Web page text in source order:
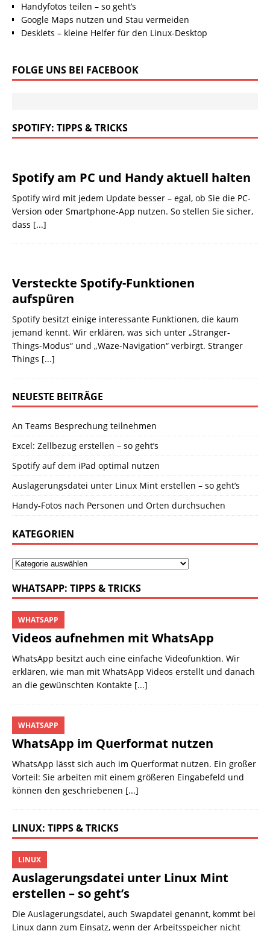
Handyfotos teilen – so geht’s
Google Maps nutzen und Stau vermeiden
Desklets – kleine Helfer für den Linux-Desktop
FOLGE UNS BEI FACEBOOK
SPOTIFY: TIPPS & TRICKS
Spotify am PC und Handy aktuell halten
Spotify wird mit jedem Update besser – egal, ob Sie die PC-
Version oder Smartphone-App nutzen. So stellen Sie sicher,
dass [...]
Versteckte Spotify-Funktionen
aufspüren
Spotify besitzt einige interessante Funktionen, die kaum
jemand kennt. Wir erklären, was sich unter „Stranger-
Things-Modus“ und „Waze-Navigation“ verbirgt. Stranger
Things [...]
NEUESTE BEITRÄGE
An Teams Besprechung teilnehmen
Excel: Zellbezug erstellen – so geht’s
Spotify auf dem iPad optimal nutzen
Auslagerungsdatei unter Linux Mint erstellen – so geht’s
Handy-Fotos nach Personen und Orten durchsuchen
KATEGORIEN
WHATSAPP: TIPPS & TRICKS
Videos aufnehmen mit WhatsApp
WHATSAPP
WhatsApp besitzt auch eine einfache Videofunktion. Wir
erklären, wie man mit WhatsApp Videos erstellt und danach
an die gewünschten Kontakte [...]
WhatsApp im Querformat nutzen
WHATSAPP
WhatsApp lässt sich auch im Querformat nutzen. Ein großer
Vorteil: Sie arbeiten mit einem größeren Eingabefeld und
können den geschriebenen [...]
LINUX: TIPPS & TRICKS
Auslagerungsdatei unter Linux Mint
erstellen – so geht’s
LINUX
Die Auslagerungsdatei, auch Swapdatei genannt, kommt bei
Linux dann zum Einsatz, wenn der Arbeitsspeicher nicht